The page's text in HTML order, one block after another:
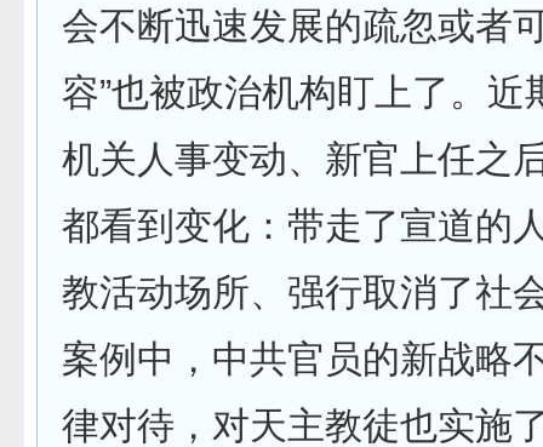
会不断迅速发展的疏忽或者
容”也被政治机构盯上了。近
机关人事变动、新官上任之
都看到变化：带走了宣道的
教活动场所、强行取消了社
案例中，中共官员的新战略
律对待，对天主教徒也实施